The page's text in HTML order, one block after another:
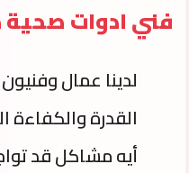
فني ادوات
لدينا عمال
القدرة والكفاءة
أيه مشاكل قد